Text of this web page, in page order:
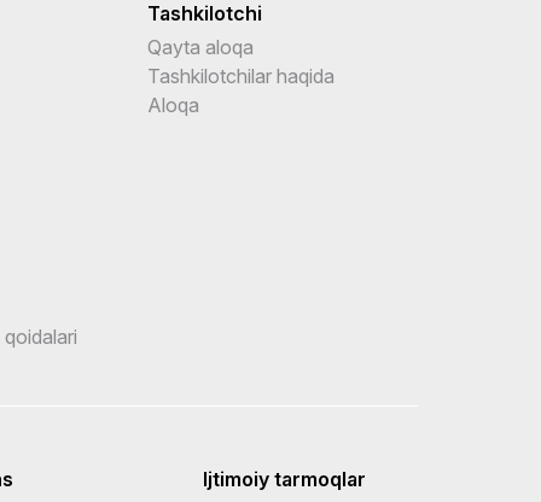
Tashkilotchi
Qayta aloqa
Tashkilotchilar haqida
Aloqa
Ijtimoiy tarmoqlar